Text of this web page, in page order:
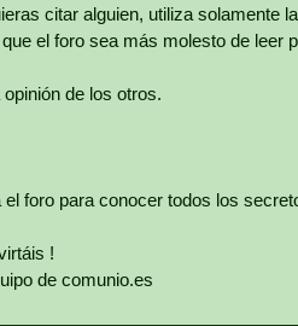
citar alguien, utiliza solamente
el foro sea más molesto de leer
de los otros.
el foro para conocer todos los
!
de comunio.es